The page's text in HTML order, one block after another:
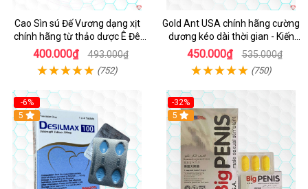
Cao Sìn sú Đế Vương dạng xịt
chính hãng từ thảo dược Ê Đê
Việt Nam
400.000₫ 493.000₫
(752)
Gold Ant USA chính hãng cường
dương kéo dài thời gian - Kiến
Vàng Đen Tây Tạng
450.000₫ 535.000₫
(750)
-6%
5
-32%
5